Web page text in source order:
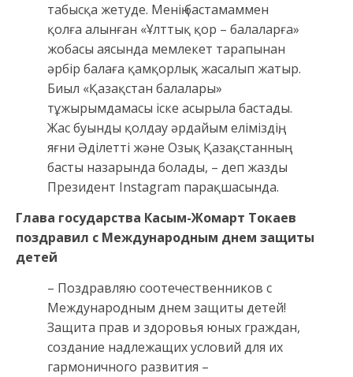
табысқа жетуде. Менің бастамаммен
қолға алынған «Ұлттық қор – балаларға»
жобасы аясында мемлекет тарапынан
әрбір балаға қамқорлық жасалып жатыр.
Биыл «Қазақстан балалары»
тұжырымдамасы іске асырыла бастады.
Жас буынды қолдау әрдайым еліміздің,
яғни Әділетті және Озық Қазақстанның
басты назарында болады, – деп жазды
Президент Instagram парақшасында.
Глава государства Касым-Жомарт Токаев
поздравил с Международным днем защиты
детей
– Поздравляю соотечественников с
Международным днем защиты детей!
Защита прав и здоровья юных граждан,
создание надлежащих условий для их
гармоничного развития –